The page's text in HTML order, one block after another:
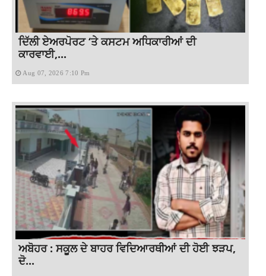
ਦਿੱਲੀ ਏਅਰਪੋਰਟ ‘ਤੇ ਕਸਟਮ ਅਧਿਕਾਰੀਆਂ ਦੀ
ਕਾਰਵਾਈ,...
Aug 07, 2026 7:10 Pm
ਅਬੋਹਰ : ਸਕੂਲ ਦੇ ਬਾਹਰ ਵਿਦਿਆਰਥੀਆਂ ਦੀ ਹੋਈ ਝੜਪ,
ਦੋ...